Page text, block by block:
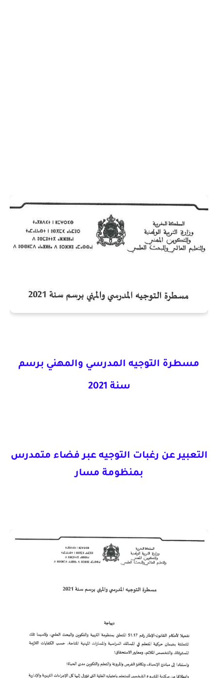
مسطرة التوجيه المدرسي والمهني برسم
سنة 2021
التعبير عن رغبات التوجيه عبر فضاء متمدرس
بمنظومة مسار